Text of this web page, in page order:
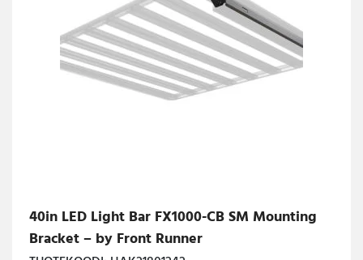
40in LED Light Bar FX1000-CB SM Mounting
Bracket – by Front Runner